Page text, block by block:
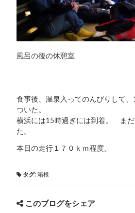
風呂の後の休憩室
食事後、温泉入ってのんびりして
ついた。
横浜には15時過ぎには到着。 まだ
た。
本日の走行１７０ｋｍ程度。
タグ: 箱根
このブログをシェア